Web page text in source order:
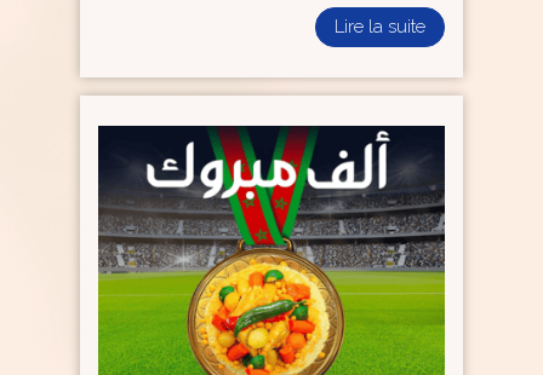
Lire la suite